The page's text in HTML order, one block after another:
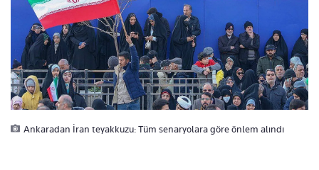
Ankaradan İran teyakkuzu: Tüm senaryolara göre önlem alındı